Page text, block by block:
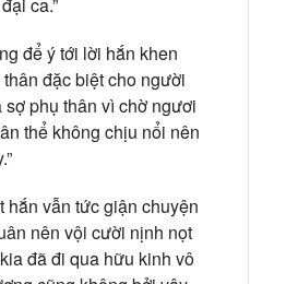
để ý tới lời hắn khen
đặc biệt cho người
phụ thân vì chờ ngươi
thể không chịu nổi nên
hắn vẫn tức giận chuyện
nên vội cười nịnh nọt
đã đi qua hữu kinh vô